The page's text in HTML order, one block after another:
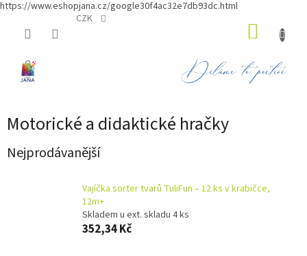
https://www.eshopjana.cz/google30f4ac32e7db93dc.html
CZK
Motorické a didaktické hračky
Nejprodávanější
Vajíčka sorter tvarů TuliFun – 12 ks v krabičce,
12m+
Skladem u ext. skladu 4 ks
352,34 Kč